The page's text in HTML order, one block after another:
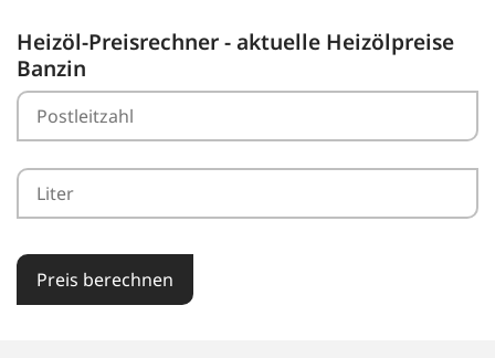
Heizöl-Preisrechner - aktuelle Heizölpreise
Banzin
Preis berechnen